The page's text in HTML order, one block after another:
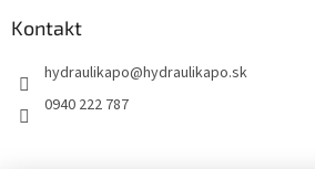
Kontakt
hydraulikapo@hydraulikapo.sk
0940 222 787